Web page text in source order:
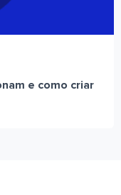
e como criar